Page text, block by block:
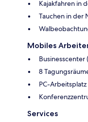
Kajakfahren in
Tauchen in der
Mobiles
8
PC-Arbeitsplatz
Services